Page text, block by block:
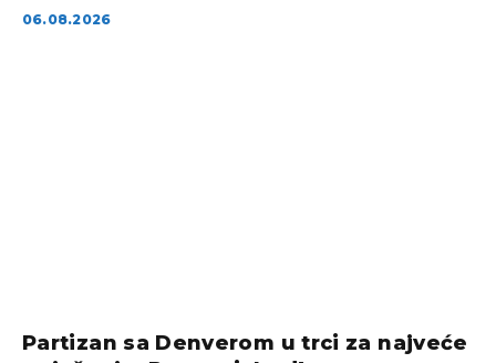
06.08.2026
Partizan sa Denverom u trci za najveće